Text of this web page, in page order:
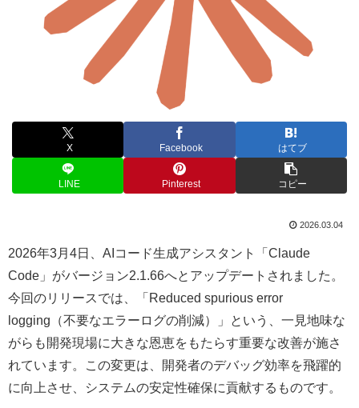
X Facebook はてブ
LINE Pinterest コピー
2026.03.04
2026年3月4日、AIコード生成アシスタント「Claude
Code」がバージョン2.1.66へとアップデートされました。
今回のリリースでは、「Reduced spurious error
logging（不要なエラーログの削減）」という、一見地味な
がらも開発現場に大きな恩恵をもたらす重要な改善が施さ
れています。この変更は、開発者のデバッグ効率を飛躍的
に向上させ、システムの安定性確保に貢献するものです。